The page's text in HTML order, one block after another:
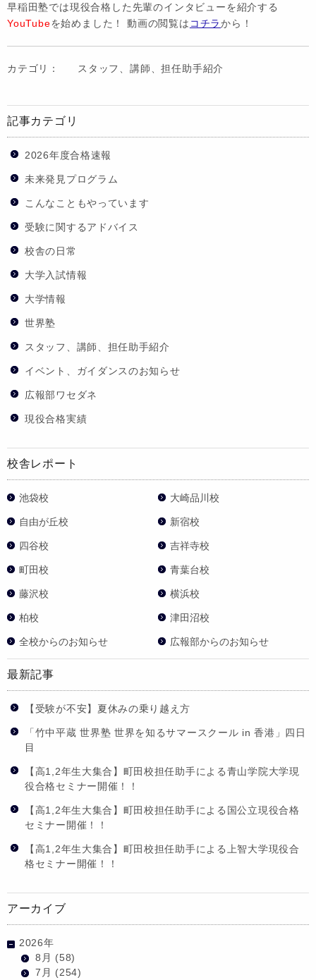
早稲田塾では現役合格した先輩のインタビューを紹介する
YouTubeを始めました！ 動画の閲覧は コチラから！
カテゴリ： スタッフ、講師、担任助手紹介
記事カテゴリ
2026年度合格速報
未来発見プログラム
こんなこともやっています
受験に関するアドバイス
校舎の日常
大学入試情報
大学情報
世界塾
スタッフ、講師、担任助手紹介
イベント、ガイダンスのお知らせ
広報部ワセダネ
現役合格実績
校舎レポート
池袋校 大崎品川校
自由が丘校 新宿校
四谷校 吉祥寺校
町田校 青葉台校
藤沢校 横浜校
柏校 津田沼校
全校からのお知らせ 広報部からのお知らせ
最新記事
【受験が不安】夏休みの乗り越え方
「竹中平蔵 世界塾 世界を知るサマースクール in 香港」四日
目
【高1,2年生大集合】町田校担任助手による青山学院大学現
役合格セミナー開催！！
【高1,2年生大集合】町田校担任助手による国公立現役合格
セミナー開催！！
【高1,2年生大集合】町田校担任助手による上智大学現役合
格セミナー開催！！
アーカイブ
2026年
8月 (58)
7月 (254)